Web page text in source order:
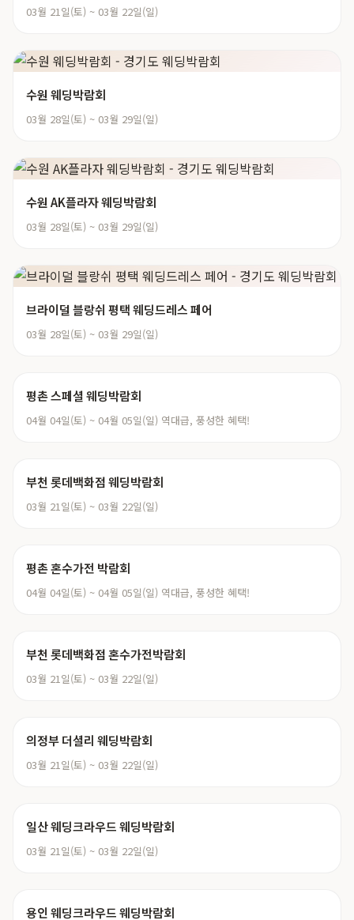
03월 21일(토) ~ 03월 22일(일)
수원 웨딩박람회
03월 28일(토) ~ 03월 29일(일)
수원 AK플라자 웨딩박람회
03월 28일(토) ~ 03월 29일(일)
브라이덜 블랑쉬 평택 웨딩드레스 페어
03월 28일(토) ~ 03월 29일(일)
평촌 스페셜 웨딩박람회
04월 04일(토) ~ 04월 05일(일) 역대급, 풍성한 혜택!
부천 롯데백화점 웨딩박람회
03월 21일(토) ~ 03월 22일(일)
평촌 혼수가전 박람회
04월 04일(토) ~ 04월 05일(일) 역대급, 풍성한 혜택!
부천 롯데백화점 혼수가전박람회
03월 21일(토) ~ 03월 22일(일)
의정부 더셜리 웨딩박람회
03월 21일(토) ~ 03월 22일(일)
일산 웨딩크라우드 웨딩박람회
03월 21일(토) ~ 03월 22일(일)
용인 웨딩크라우드 웨딩박람회